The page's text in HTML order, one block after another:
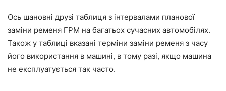
Ось шановні друзі таблиця з інтервалами планової
заміни ременя ГРМ на багатьох сучасних автомобілях.
Також у таблиці вказані терміни заміни ременя з часу
його використання в машині, в тому разі, якщо машина
не експлуатується так часто.